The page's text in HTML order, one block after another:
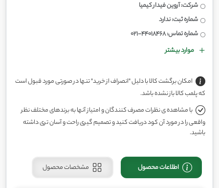
شرکت: آروین فیدار کیمیا
شماره ثبت: ندارد
شماره تماس: 44018468-021
موارد بیشتر
امکان برگشت کالا با دلیل "انصراف از خرید" تنها در صورتی مورد قبول است
که پلمب کالا باز نشده باشد.
با مشاهده ی نظرات مصرف کنندگان و امتیاز آنها به برندهای مختلف نظر
واقعی را در مورد آن کود دریافت کنید و تصمیم گیری راحت و آسان تری داشته
باشید.
اطلاعات محصول مشخصات محصول